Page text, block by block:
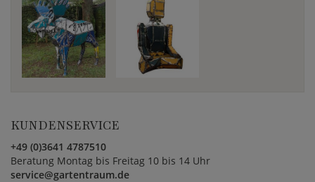
KUNDENSERVICE
+49 (0)3641 4787510
Beratung Montag bis Freitag 10 bis 14 Uhr
service@gartentraum.de